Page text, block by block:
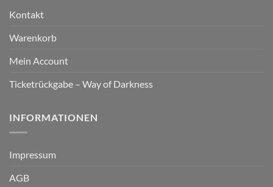
Kontakt
Warenkorb
Mein Account
Ticketrückgabe – Way of Darkness
INFORMATIONEN
Impressum
AGB